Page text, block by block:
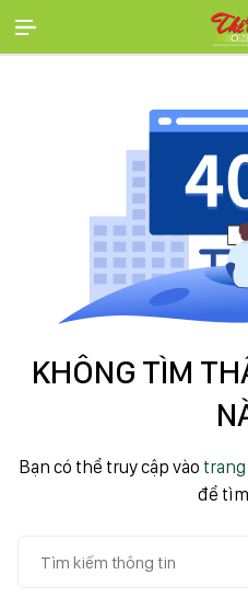
KHÔNG TÌM
Bạn có thể truy cập vào
để